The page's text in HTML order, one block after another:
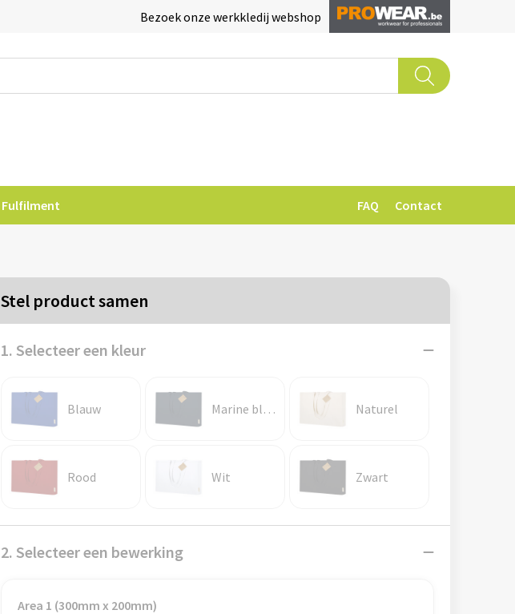
Bezoek onze werkkledij webshop
Fulfilment FAQ Contact
Stel product samen
1. Selecteer een kleur
Blauw Marine blauw Naturel
Rood Wit Zwart
2. Selecteer een bewerking
Area 1 (300mm x 200mm)